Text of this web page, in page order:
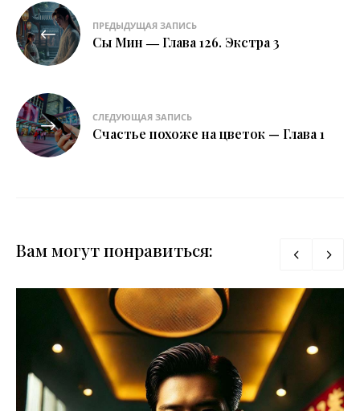
Навигация
по
записям
ПРЕДЫДУЩАЯ ЗАПИСЬ
Сы Мин ― Глава 126. Экстра 3
СЛЕДУЮЩАЯ ЗАПИСЬ
Счастье похоже на цветок — Глава 1
Вам могут понравиться: